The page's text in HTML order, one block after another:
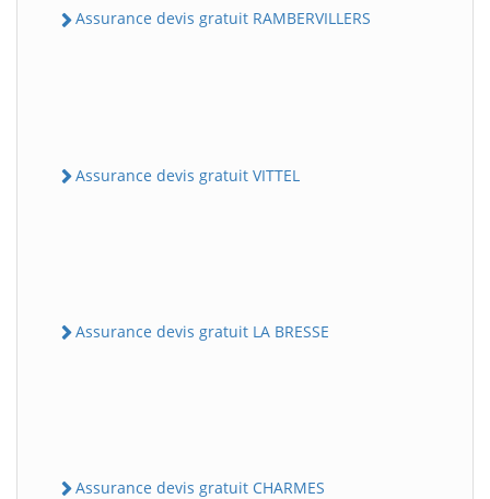
Assurance devis gratuit RAMBERVILLERS
Assurance devis gratuit VITTEL
Assurance devis gratuit LA BRESSE
Assurance devis gratuit CHARMES